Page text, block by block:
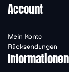
Account
Mein Konto
Rücksendungen
Informationen